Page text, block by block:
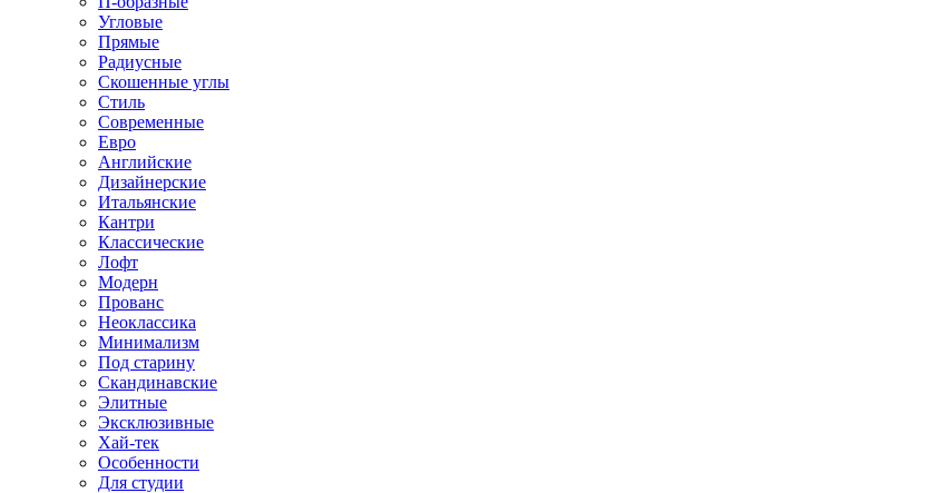
Угловые
Прямые
Радиусные
Скошенные углы
Стиль
Современные
Евро
Английские
Дизайнерские
Итальянские
Кантри
Классические
Лофт
Модерн
Прованс
Неоклассика
Минимализм
Под старину
Скандинавские
Элитные
Эксклюзивные
Хай-тек
Особенности
Для студии